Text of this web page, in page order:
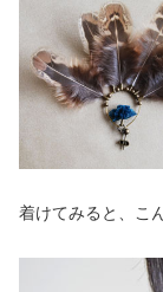
着けてみると、こ